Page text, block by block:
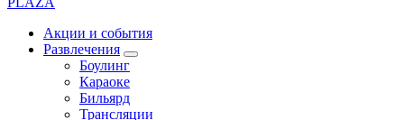
Акции и события
Развлечения
Боулинг
Караоке
Бильярд
Трансляции